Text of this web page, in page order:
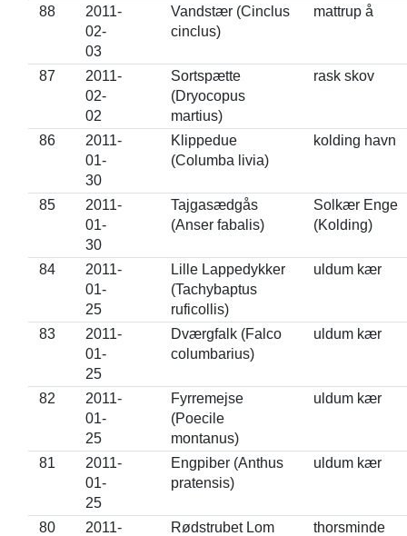
88
2011-
02-
03
Vandstær (Cinclus
cinclus)
mattrup å
87
2011-
02-
02
Sortspætte
(Dryocopus
martius)
rask skov
86
2011-
01-
30
Klippedue
(Columba livia)
kolding havn
85
2011-
01-
30
Tajgasædgås
(Anser fabalis)
Solkær Enge
(Kolding)
84
2011-
01-
25
Lille Lappedykker
(Tachybaptus
ruficollis)
uldum kær
83
2011-
01-
25
Dværgfalk (Falco
columbarius)
uldum kær
82
2011-
01-
25
Fyrremejse
(Poecile
montanus)
uldum kær
81
2011-
01-
25
Engpiber (Anthus
pratensis)
uldum kær
80
2011-
Rødstrubet Lom
thorsminde